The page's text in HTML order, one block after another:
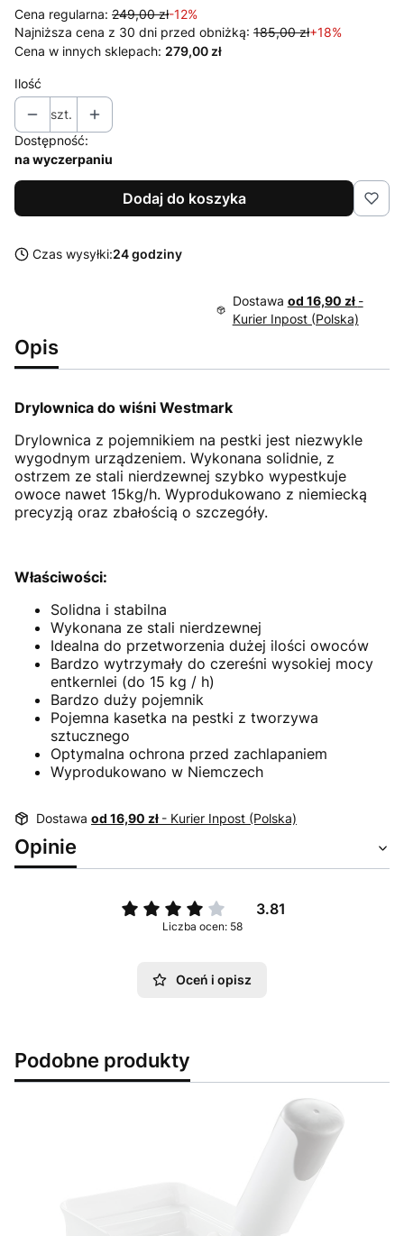
Cena regularna: 249,00 zł-12%
Najniższa cena z 30 dni przed obniżką: 185,00 zł+18%
Cena w innych sklepach: 279,00 zł
Ilość
szt.
Dostępność:
na wyczerpaniu
Dodaj do koszyka
Czas wysyłki:24 godziny
Dostawa od 16,90 zł -
Kurier Inpost (Polska)
Opis
Drylownica do wiśni Westmark
Drylownica z pojemnikiem na pestki jest niezwykle
wygodnym urządzeniem. Wykonana solidnie, z
ostrzem ze stali nierdzewnej szybko wypestkuje
owoce nawet 15kg/h. Wyprodukowano z niemiecką
precyzją oraz zbałością o szczegóły.
Właściwości:
Solidna i stabilna
Wykonana ze stali nierdzewnej
Idealna do przetworzenia dużej ilości owoców
Bardzo wytrzymały do czereśni wysokiej mocy
entkernlei (do 15 kg / h)
Bardzo duży pojemnik
Pojemna kasetka na pestki z tworzywa
sztucznego
Optymalna ochrona przed zachlapaniem
Wyprodukowano w Niemczech
Dostawa od 16,90 zł - Kurier Inpost (Polska)
Opinie
3.81
Liczba ocen: 58
Oceń i opisz
Podobne produkty